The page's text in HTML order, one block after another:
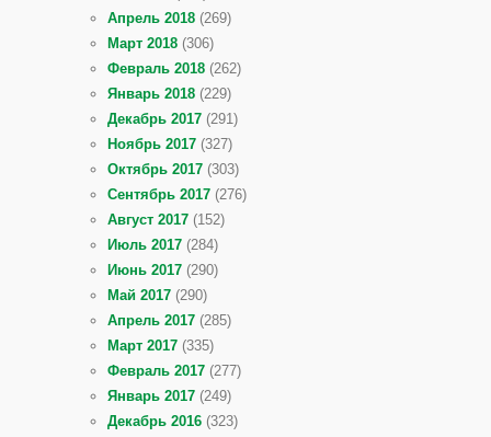
Апрель 2018 (269)
Март 2018 (306)
Февраль 2018 (262)
Январь 2018 (229)
Декабрь 2017 (291)
Ноябрь 2017 (327)
Октябрь 2017 (303)
Сентябрь 2017 (276)
Август 2017 (152)
Июль 2017 (284)
Июнь 2017 (290)
Май 2017 (290)
Апрель 2017 (285)
Март 2017 (335)
Февраль 2017 (277)
Январь 2017 (249)
Декабрь 2016 (323)